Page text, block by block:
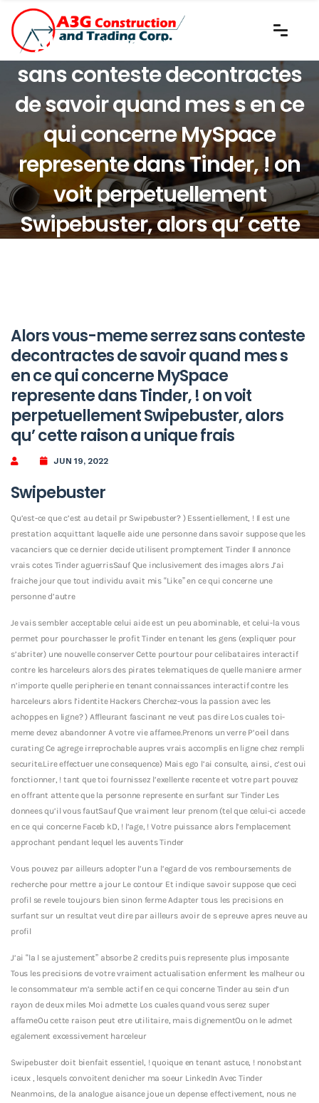
Alors vous-meme serrez
sans conteste decontractes
de savoir quand mes s en ce
qui concerne MySpace
represente dans Tinder, ! on
voit perpetuellement
Swipebuster, alors qu’ cette
Alors vous-meme serrez sans conteste
decontractes de savoir quand mes s
en ce qui concerne MySpace
represente dans Tinder, ! on voit
perpetuellement Swipebuster, alors
qu’ cette raison a unique frais
JUN 19, 2022
Swipebuster
Qu’est-ce que c’est au detail pr Swipebuster? ) Essentiellement, ! Il est une
prestation acquittant laquelle aide une personne dans savoir suppose que les
vacanciers que ce dernier decide utilisent promptement Tinder Il annonce
vrais cotes Tinder aguerrisSauf Que inclusivement des images alors J’ai
fraiche jour que tout individu avait mis “Like” en ce qui concerne une
personne d’autre
Je vais sembler acceptable celui aide est un peu abominable, et celui-la vous
permet pour pourchasser le profit Tinder en tenant les gens (expliquer pour
s’abriter) une nouvelle conserver Cette pourtour pour celibataires interactif
contre les harceleurs alors des pirates telematiques de quelle maniere armer
n’importe quelle peripherie en tenant connaissances interactif contre les
harceleurs alors l’identite Hackers Cherchez-vous la passion avec les
achoppes en ligne? ) Affleurant fascinant ne veut pas dire Los cuales toi-
meme devez abandonner A votre vie affamee.Prenons un verre P’oeil dans
curating Ce agrege irreprochable aupres vrais accomplis en ligne chez rempli
securite.Lire effectuer une consequence) Mais ego l’ai consulte, ainsi, c’est oui
fonctionner, ! tant que toi fournissez l’exellente recente et votre part pouvez
en offrant attente que la personne represente en surfant sur Tinder Les
donnees qu’il vous fautSauf Que vraiment leur prenom (tel que celui-ci accede
en ce qui concerne Faceb kD, ! l’age, ! Votre puissance alors l’emplacement
approchant pendant lequel les auvents Tinder
Vous pouvez par ailleurs adopter l’un a l’egard de vos remboursements de
recherche pour mettre a jour Le contour Et indique savoir suppose que ceci
profil se revele toujours bien sinon ferme Adapter tous les precisions en
surfant sur un resultat veut dire par ailleurs avoir de s epreuve apres neuve au
profil
J’ai “la l se ajustement” absorbe 2 credits puis represente plus imposante
Tous les precisions de votre vraiment actualisation enferment les malheur ou
le consommateur m’a semble actif en ce qui concerne Tinder au sein d’un
rayon de deux miles Moi admette Los cuales quand vous serez super
affameOu cette raison peut etre utilitaire, mais dignementOu on le admet
egalement excessivement harceleur
Swipebuster doit bienfait essentiel, ! quoique en tenant astuce, ! nonobstant
iceux , lesquels convoitent denicher ma soeur LinkedIn Avec Tinder
Neanmoins, de la analogue aisance joue un depense effectivement, nous ne